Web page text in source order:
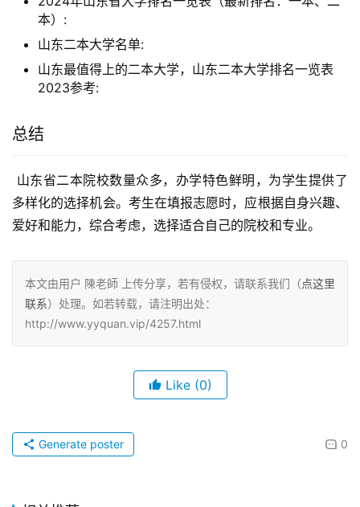
本）:
山东二本大学名单:
山东最值得上的二本大学，山东二本大学排名一览表
2023参考:
总结
多样化的选择机会。考生在填报志愿时，应根据自身兴趣、
爱好和能力，综合考虑，选择适合自己的院校和专业。
本文由用户 陳老師 上传分享，若有侵权，请联系我们（点这里
联系）处理。如若转载，请注明出处：
http://www.yyquan.vip/4257.html
Like (0)
0
Generate poster